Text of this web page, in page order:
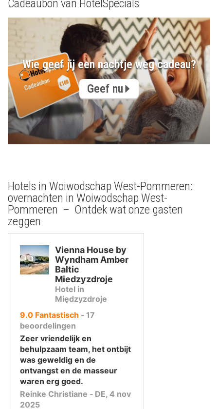
Cadeaubon van HotelSpecials
Wie geef jij een nachtje weg cadeau?
Geef nu
Hotels in Woiwodschap West-Pommeren:
overnachten in Woiwodschap West-
Pommeren – Ontdek wat onze gasten
zeggen
Vienna House by
Wyndham Amber
Baltic
Miedzyzdroje
Hotel in
Międzyzdroje
9.0uit
10
,
Fantastisch ‐ 17
beoordelingen
Zeer vriendelijk en
behulpzaam team, het ontbijt
was geweldig en de
ontvangst en de masseur
waren erg goed.
Reinke Christiane ‐ DE, 4 nov
2025